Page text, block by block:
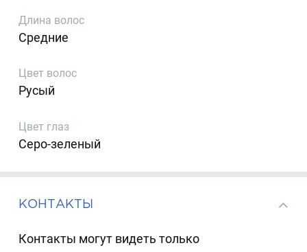
Длина волос
Средние
Цвет волос
Русый
Цвет глаз
Серо-зеленый
КОНТАКТЫ
Контакты могут видеть только